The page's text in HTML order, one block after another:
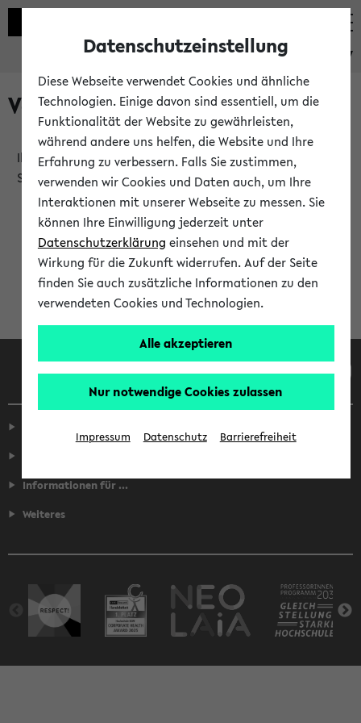
eKVV
Verlauf
Ihr Verlauf ist leer. Er wird sich im Verlauf Ihrer eKVV
Sitzung füllen.
Informationen für ...
Weiteres
Datenschutzeinstellung
Diese Webseite verwendet Cookies und ähnliche
Technologien. Einige davon sind essentiell, um die
Funktionalität der Website zu gewährleisten,
während andere uns helfen, die Website und Ihre
Erfahrung zu verbessern. Falls Sie zustimmen,
verwenden wir Cookies und Daten auch, um Ihre
Interaktionen mit unserer Webseite zu messen. Sie
können Ihre Einwilligung jederzeit unter
Datenschutzerklärung einsehen und mit der
Wirkung für die Zukunft widerrufen. Auf der Seite
finden Sie auch zusätzliche Informationen zu den
verwendeten Cookies und Technologien.
Alle akzeptieren
Nur notwendige Cookies zulassen
Impressum Datenschutz Barrierefreiheit